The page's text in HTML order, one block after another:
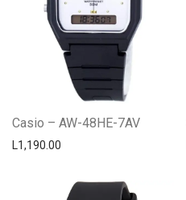
Casio – AW-48HE-7AV
L1,190.00